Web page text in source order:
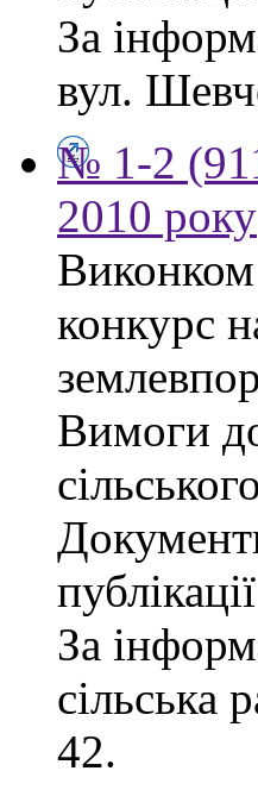
За
вул.
№ 1-2
2010 року
Виконком
конкурс
Вимоги
За
сільська
42.